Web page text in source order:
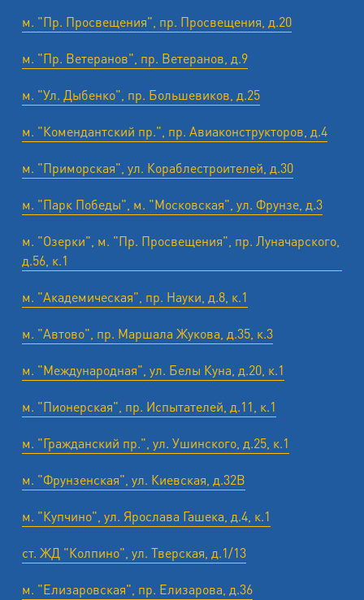
м. "Пр. Просвещения", пр. Просвещения, д.20
м. "Пр. Ветеранов", пр. Ветеранов, д.9
м. "Ул. Дыбенко", пр. Большевиков, д.25
м. "Комендантский пр.", пр. Авиаконструкторов, д.4
м. "Приморская", ул. Кораблестроителей, д.30
м. "Парк Победы", м. "Московская", ул. Фрунзе, д.3
м. "Озерки", м. "Пр. Просвещения", пр. Луначарского,
д.56, к.1
м. "Академическая", пр. Науки, д.8, к.1
м. "Автово", пр. Маршала Жукова, д.35, к.3
м. "Международная", ул. Белы Куна, д.20, к.1
м. "Пионерская", пр. Испытателей, д.11, к.1
м. "Гражданский пр.", ул. Ушинского, д.25, к.1
м. "Фрунзенская", ул. Киевская, д.32В
м. "Купчино", ул. Ярослава Гашека, д.4, к.1
ст. ЖД "Колпино", ул. Тверская, д.1/13
м. "Елизаровская", пр. Елизарова, д.36